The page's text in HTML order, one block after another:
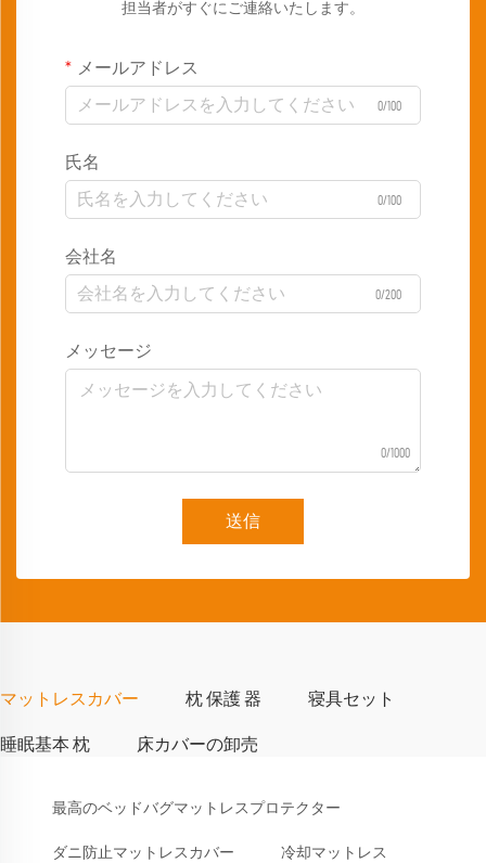
担当者がすぐにご連絡いたします。
メールアドレス
0/100
氏名
0/100
会社名
0/200
メッセージ
0/1000
送信
マットレスカバー 枕 保護 器 寝具セット
睡眠基本 枕 床カバーの卸売
最高のベッドバグマットレスプロテクター
ダニ防止マットレスカバー 冷却マットレス